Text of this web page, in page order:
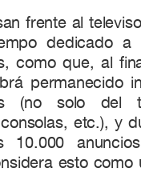
frente al
dedicado a
como que, al
permanecido
(no solo del
etc.), y
10.000
esto